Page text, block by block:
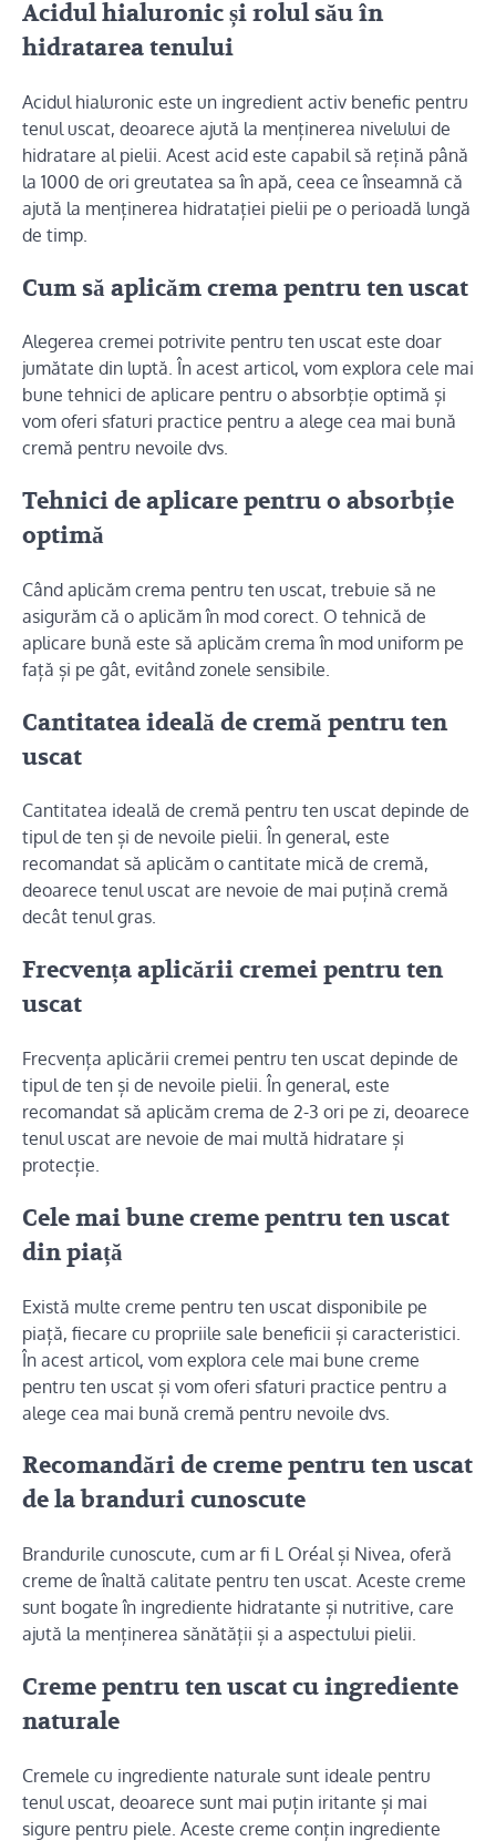
Acidul hialuronic și rolul său în
hidratarea tenului
Acidul hialuronic este un ingredient activ benefic pentru
tenul uscat, deoarece ajută la menținerea nivelului de
hidratare al pielii. Acest acid este capabil să rețină până
la 1000 de ori greutatea sa în apă, ceea ce înseamnă că
ajută la menținerea hidratației pielii pe o perioadă lungă
de timp.
Cum să aplicăm crema pentru ten uscat
Alegerea cremei potrivite pentru ten uscat este doar
jumătate din luptă. În acest articol, vom explora cele mai
bune tehnici de aplicare pentru o absorbție optimă și
vom oferi sfaturi practice pentru a alege cea mai bună
cremă pentru nevoile dvs.
Tehnici de aplicare pentru o absorbție
optimă
Când aplicăm crema pentru ten uscat, trebuie să ne
asigurăm că o aplicăm în mod corect. O tehnică de
aplicare bună este să aplicăm crema în mod uniform pe
față și pe gât, evitând zonele sensibile.
Cantitatea ideală de cremă pentru ten
uscat
Cantitatea ideală de cremă pentru ten uscat depinde de
tipul de ten și de nevoile pielii. În general, este
recomandat să aplicăm o cantitate mică de cremă,
deoarece tenul uscat are nevoie de mai puțină cremă
decât tenul gras.
Frecvența aplicării cremei pentru ten
uscat
Frecvența aplicării cremei pentru ten uscat depinde de
tipul de ten și de nevoile pielii. În general, este
recomandat să aplicăm crema de 2-3 ori pe zi, deoarece
tenul uscat are nevoie de mai multă hidratare și
protecție.
Cele mai bune creme pentru ten uscat
din piață
Există multe creme pentru ten uscat disponibile pe
piață, fiecare cu propriile sale beneficii și caracteristici.
În acest articol, vom explora cele mai bune creme
pentru ten uscat și vom oferi sfaturi practice pentru a
alege cea mai bună cremă pentru nevoile dvs.
Recomandări de creme pentru ten uscat
de la branduri cunoscute
Brandurile cunoscute, cum ar fi L Oréal și Nivea, oferă
creme de înaltă calitate pentru ten uscat. Aceste creme
sunt bogate în ingrediente hidratante și nutritive, care
ajută la menținerea sănătății și a aspectului pielii.
Creme pentru ten uscat cu ingrediente
naturale
Cremele cu ingrediente naturale sunt ideale pentru
tenul uscat, deoarece sunt mai puțin iritante și mai
sigure pentru piele. Aceste creme conțin ingrediente